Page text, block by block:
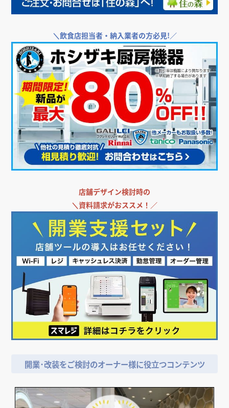
＼飲食店担当者・納入業者の方必見!／
店舗デザイン検討時の
＼ 資料請求がおススメ！／